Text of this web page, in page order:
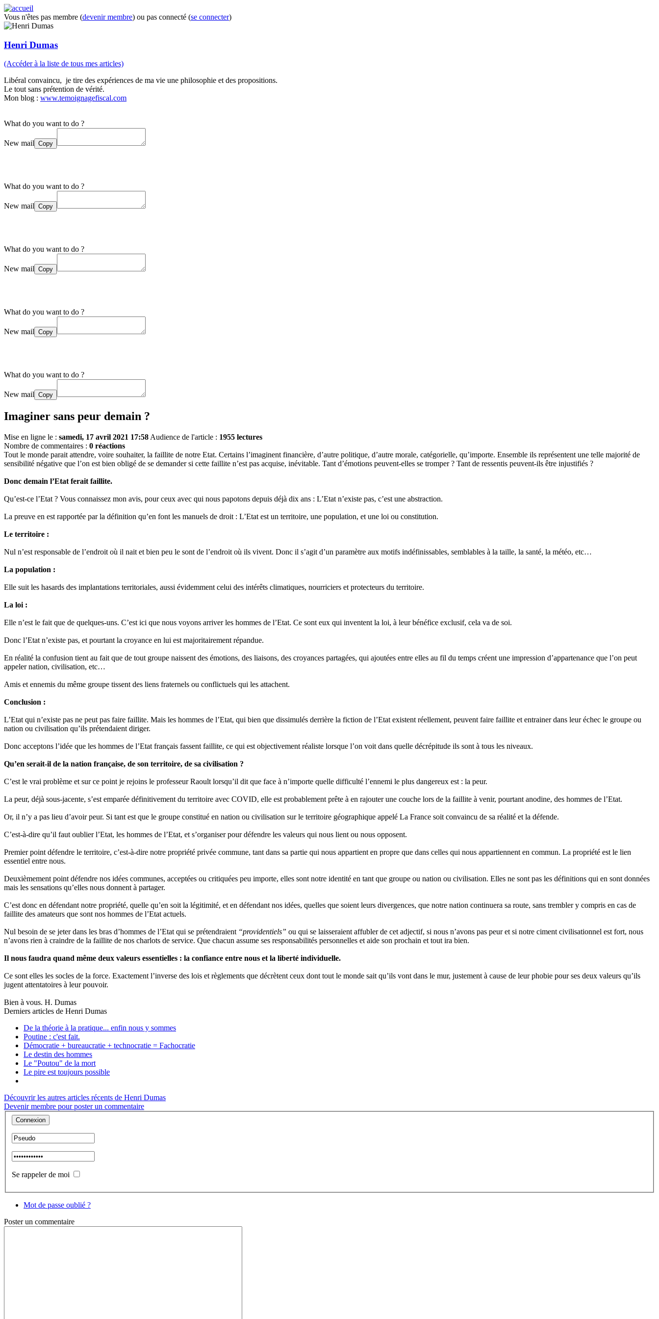
Vous n'êtes pas membre (devenir membre) ou pas connecté (se connecter)
Henri Dumas
(Accéder à la liste de tous mes articles)
Libéral convaincu, je tire des expériences de ma vie une philosophie et des propositions.
Le tout sans prétention de vérité.
Mon blog : www.temoignagefiscal.com
What do you want to do ?
New mail Copy
What do you want to do ?
New mail Copy
What do you want to do ?
New mail Copy
What do you want to do ?
New mail Copy
What do you want to do ?
New mail Copy
Imaginer sans peur demain ?
Mise en ligne le : samedi, 17 avril 2021 17:58 Audience de l'article : 1955 lectures
Nombre de commentaires : 0 réactions
Tout le monde parait attendre, voire souhaiter, la faillite de notre Etat. Certains l’imaginent financière, d’autre politique, d’autre morale, catégorielle, qu’importe. Ensemble ils représentent une telle majorité de
sensibilité négative que l’on est bien obligé de se demander si cette faillite n’est pas acquise, inévitable. Tant d’émotions peuvent-elles se tromper ? Tant de ressentis peuvent-ils être injustifiés ?
Donc demain l’Etat ferait faillite.
Qu’est-ce l’Etat ? Vous connaissez mon avis, pour ceux avec qui nous papotons depuis déjà dix ans : L’Etat n’existe pas, c’est une abstraction.
La preuve en est rapportée par la définition qu’en font les manuels de droit : L’Etat est un territoire, une population, et une loi ou constitution.
Le territoire :
Nul n’est responsable de l’endroit où il nait et bien peu le sont de l’endroit où ils vivent. Donc il s’agit d’un paramètre aux motifs indéfinissables, semblables à la taille, la santé, la météo, etc…
La population :
Elle suit les hasards des implantations territoriales, aussi évidemment celui des intérêts climatiques, nourriciers et protecteurs du territoire.
La loi :
Elle n’est le fait que de quelques-uns. C’est ici que nous voyons arriver les hommes de l’Etat. Ce sont eux qui inventent la loi, à leur bénéfice exclusif, cela va de soi.
Donc l’Etat n’existe pas, et pourtant la croyance en lui est majoritairement répandue.
En réalité la confusion tient au fait que de tout groupe naissent des émotions, des liaisons, des croyances partagées, qui ajoutées entre elles au fil du temps créent une impression d’appartenance que l’on peut
appeler nation, civilisation, etc…
Amis et ennemis du même groupe tissent des liens fraternels ou conflictuels qui les attachent.
Conclusion :
L’Etat qui n’existe pas ne peut pas faire faillite. Mais les hommes de l’Etat, qui bien que dissimulés derrière la fiction de l’Etat existent réellement, peuvent faire faillite et entrainer dans leur échec le groupe ou
nation ou civilisation qu’ils prétendaient diriger.
Donc acceptons l’idée que les hommes de l’Etat français fassent faillite, ce qui est objectivement réaliste lorsque l’on voit dans quelle décrépitude ils sont à tous les niveaux.
Qu’en serait-il de la nation française, de son territoire, de sa civilisation ?
C’est le vrai problème et sur ce point je rejoins le professeur Raoult lorsqu’il dit que face à n’importe quelle difficulté l’ennemi le plus dangereux est : la peur.
La peur, déjà sous-jacente, s’est emparée définitivement du territoire avec COVID, elle est probablement prête à en rajouter une couche lors de la faillite à venir, pourtant anodine, des hommes de l’Etat.
Or, il n’y a pas lieu d’avoir peur. Si tant est que le groupe constitué en nation ou civilisation sur le territoire géographique appelé La France soit convaincu de sa réalité et la défende.
C’est-à-dire qu’il faut oublier l’Etat, les hommes de l’Etat, et s’organiser pour défendre les valeurs qui nous lient ou nous opposent.
Premier point défendre le territoire, c’est-à-dire notre propriété privée commune, tant dans sa partie qui nous appartient en propre que dans celles qui nous appartiennent en commun. La propriété est le lien
essentiel entre nous.
Deuxièmement point défendre nos idées communes, acceptées ou critiquées peu importe, elles sont notre identité en tant que groupe ou nation ou civilisation. Elles ne sont pas les définitions qui en sont données
mais les sensations qu’elles nous donnent à partager.
C’est donc en défendant notre propriété, quelle qu’en soit la légitimité, et en défendant nos idées, quelles que soient leurs divergences, que notre nation continuera sa route, sans trembler y compris en cas de
faillite des amateurs que sont nos hommes de l’Etat actuels.
Nul besoin de se jeter dans les bras d’hommes de l’Etat qui se prétendraient “providentiels” ou qui se laisseraient affubler de cet adjectif, si nous n’avons pas peur et si notre ciment civilisationnel est fort, nous
n’avons rien à craindre de la faillite de nos charlots de service. Que chacun assume ses responsabilités personnelles et aide son prochain et tout ira bien.
Il nous faudra quand même deux valeurs essentielles : la confiance entre nous et la liberté individuelle.
Ce sont elles les socles de la force. Exactement l’inverse des lois et règlements que décrètent ceux dont tout le monde sait qu’ils vont dans le mur, justement à cause de leur phobie pour ses deux valeurs qu’ils
jugent attentatoires à leur pouvoir.
Bien à vous. H. Dumas
Derniers articles de Henri Dumas
De la théorie à la pratique... enfin nous y sommes
Poutine : c'est fait.
Démocratie + bureaucratie + technocratie = Fachocratie
Le destin des hommes
Le "Poutou" de la mort
Le pire est toujours possible
Découvrir les autres articles récents de Henri Dumas
Devenir membre pour poster un commentaire
Se rappeler de moi
Mot de passe oublié ?
Posterun commentaire